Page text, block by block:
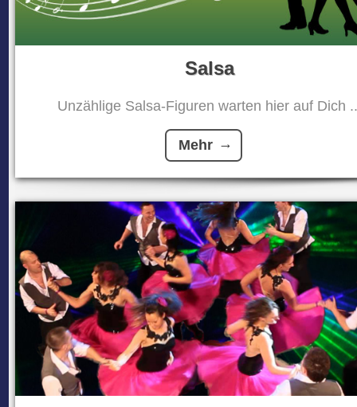
Salsa
Unzählige Salsa-Figuren warten hier auf Dich
Mehr